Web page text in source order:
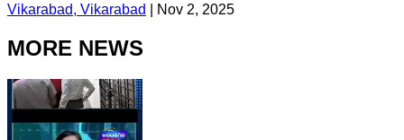
Vikarabad, Vikarabad Nov 2, 2025
MORE NEWS